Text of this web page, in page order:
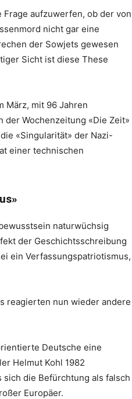
Frage aufzuwerfen, ob der von
nicht gar eine
der Sowjets gewesen
Sicht ist diese These
März, mit 96 Jahren
Wochenzeitung «Die Zeit»
«Singularität» der Nazi-
einer technischen
naturwüchsig
der Geschichtsschreibung
ein Verfassungspatriotismus,
reagierten nun wieder andere
Deutsche eine
Helmut Kohl 1982
die Befürchtung als falsch
Europäer.